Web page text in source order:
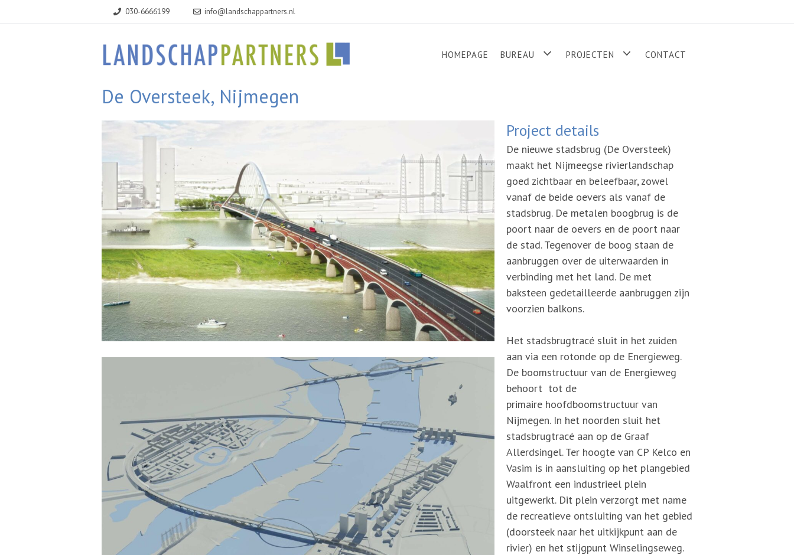
030-6666199 info@landschappartners.nl
HOMEPAGE BUREAU PROJECTEN CONTACT
De Oversteek, Nijmegen
Project details
De nieuwe stadsbrug (De Oversteek)
maakt het Nijmeegse rivierlandschap
goed zichtbaar en beleefbaar, zowel
vanaf de beide oevers als vanaf de
stadsbrug. De metalen boogbrug is de
poort naar de oevers en de poort naar
de stad. Tegenover de boog staan de
aanbruggen over de uiterwaarden in
verbinding met het land. De met
baksteen gedetailleerde aanbruggen zijn
voorzien balkons.
Het stadsbrugtracé sluit in het zuiden
aan via een rotonde op de Energieweg.
De boomstructuur van de Energieweg
behoort tot de
primaire hoofdboomstructuur van
Nijmegen. In het noorden sluit het
stadsbrugtracé aan op de Graaf
Allerdsingel. Ter hoogte van CP Kelco en
Vasim is in aansluiting op het plangebied
Waalfront een industrieel plein
uitgewerkt. Dit plein verzorgt met name
de recreatieve ontsluiting van het gebied
(doorsteek naar het uitkijkpunt aan de
rivier) en het stijgpunt Winselingseweg.